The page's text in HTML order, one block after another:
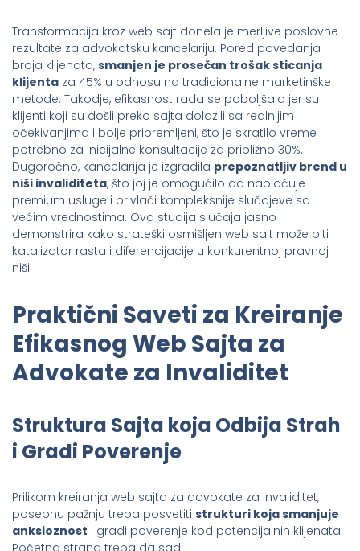
Transformacija kroz web sajt donela je merljive poslovne
rezultate za advokatsku kancelariju. Pored povedanja
broja klijenata, smanjen je prosečan trošak sticanja
klijenta za 45% u odnosu na tradicionalne marketinške
metode. Takodje, efikasnost rada se poboljšala jer su
klijenti koji su došli preko sajta dolazili sa realnijim
očekivanjima i bolje pripremljeni, što je skratilo vreme
potrebno za inicijalne konsultacije za približno 30%.
Dugoročno, kancelarija je izgradila prepoznatljiv brend u
niši invaliditeta, što joj je omogućilo da naplaćuje
premium usluge i privlači kompleksnije slučajeve sa
većim vrednostima. Ova studija slučaja jasno
demonstrira kako strateški osmišljen web sajt može biti
katalizator rasta i diferencijacije u konkurentnoj pravnoj
niši.
Praktični Saveti za Kreiranje
Efikasnog Web Sajta za
Advokate za Invaliditet
Struktura Sajta koja Odbija Strah
i Gradi Poverenje
Prilikom kreiranja web sajta za advokate za invaliditet,
posebnu pažnju treba posvetiti strukturi koja smanjuje
anksioznost i gradi poverenje kod potencijalnih klijenata.
Početna strana treba da sad